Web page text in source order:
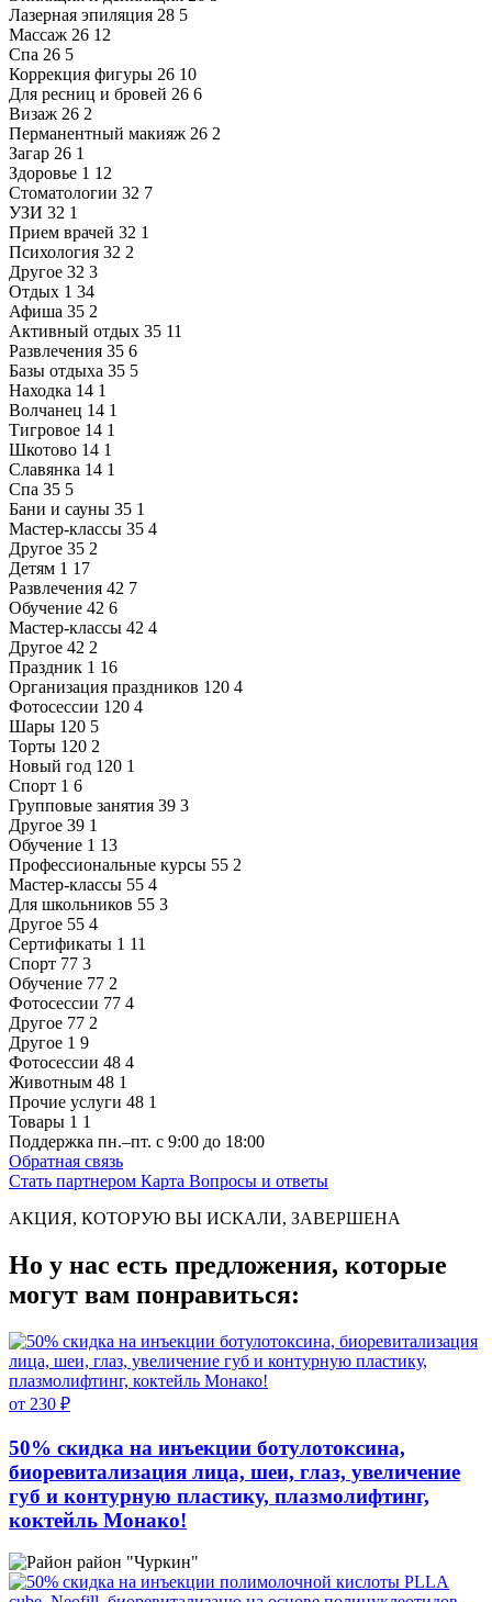
Лазерная эпиляция 28 5
Массаж 26 12
Спа 26 5
Коррекция фигуры 26 10
Для ресниц и бровей 26 6
Визаж 26 2
Перманентный макияж 26 2
Загар 26 1
Здоровье 1 12
Стоматологии 32 7
УЗИ 32 1
Прием врачей 32 1
Психология 32 2
Другое 32 3
Отдых 1 34
Афиша 35 2
Активный отдых 35 11
Развлечения 35 6
Базы отдыха 35 5
Находка 14 1
Волчанец 14 1
Тигровое 14 1
Шкотово 14 1
Славянка 14 1
Спа 35 5
Бани и сауны 35 1
Мастер-классы 35 4
Другое 35 2
Детям 1 17
Развлечения 42 7
Обучение 42 6
Мастер-классы 42 4
Другое 42 2
Праздник 1 16
Организация праздников 120 4
Фотосессии 120 4
Шары 120 5
Торты 120 2
Новый год 120 1
Спорт 1 6
Групповые занятия 39 3
Другое 39 1
Обучение 1 13
Профессиональные курсы 55 2
Мастер-классы 55 4
Для школьников 55 3
Другое 55 4
Сертификаты 1 11
Спорт 77 3
Обучение 77 2
Фотосессии 77 4
Другое 77 2
Другое 1 9
Фотосессии 48 4
Животным 48 1
Прочие услуги 48 1
Товары 1 1
Поддержка пн.–пт. с 9:00 до 18:00
Обратная связь
Стать партнером Карта Вопросы и ответы
АКЦИЯ, КОТОРУЮ ВЫ ИСКАЛИ, ЗАВЕРШЕНА
Но у нас есть предложения, которые
могут вам понравиться:
от 230 ₽
50% скидка на инъекции ботулотоксина,
биоревитализация лица, шеи, глаз, увеличение
губ и контурную пластику, плазмолифтинг,
коктейль Монако!
район "Чуркин"